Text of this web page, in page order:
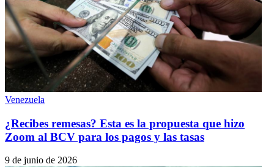
Venezuela
¿Recibes remesas? Esta es la propuesta que hizo
Zoom al BCV para los pagos y las tasas
9 de junio de 2026